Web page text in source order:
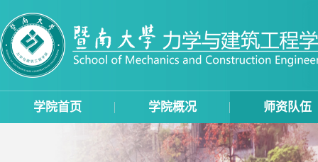
学院首页 学院概况 师资队伍